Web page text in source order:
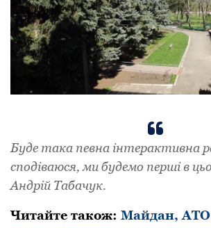
Буде така певна інтерактивна
сподіваюся, ми будемо перші в
Андрій Табачук.
Читайте також: Майдан, АТО